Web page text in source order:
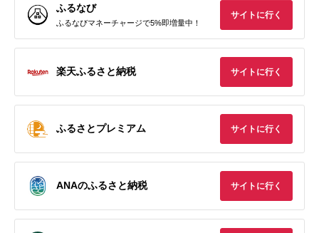
ふるなび
ふるなびマネーチャージで5%即増量中！
サイトに行く
楽天ふるさと納税 サイトに行く
ふるさとプレミアム サイトに行く
ANAのふるさと納税 サイトに行く